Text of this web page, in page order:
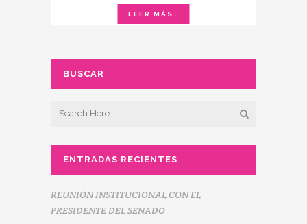
BUSCAR
ENTRADAS RECIENTES
REUNIÓN INSTITUCIONAL CON EL
PRESIDENTE DEL SENADO